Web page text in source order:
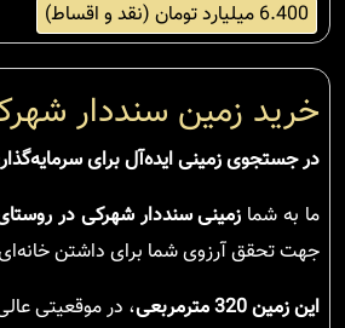
6.400 میلیارد تومان (نقد و اقساط)
خرید زمین سنددار
در جستجوی زمینی ایده‌آل برای
ما به شما زمینی سنددار شهرکی در
جهت تحقق آرزوی شما برای داشتن خانه‌ای
این زمین 320 مترمربعی
، در موقعیتی